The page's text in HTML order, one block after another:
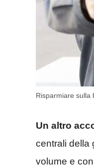
Risparmiare sulla
Un altro
centrali della
volume e